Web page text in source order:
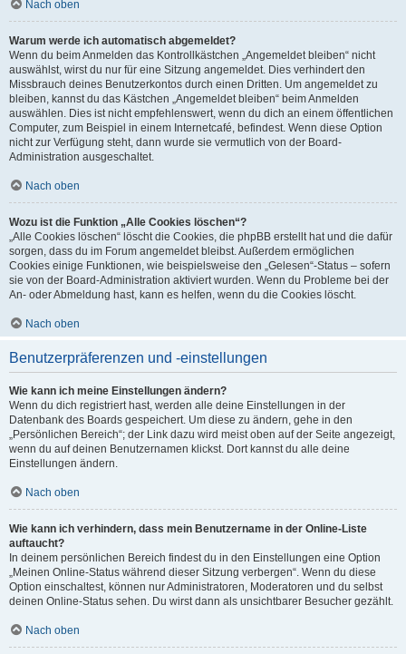
Nach oben
Warum werde ich automatisch abgemeldet?
Wenn du beim Anmelden das Kontrollkästchen „Angemeldet bleiben“ nicht
auswählst, wirst du nur für eine Sitzung angemeldet. Dies verhindert den
Missbrauch deines Benutzerkontos durch einen Dritten. Um angemeldet zu
bleiben, kannst du das Kästchen „Angemeldet bleiben“ beim Anmelden
auswählen. Dies ist nicht empfehlenswert, wenn du dich an einem öffentlichen
Computer, zum Beispiel in einem Internetcafé, befindest. Wenn diese Option
nicht zur Verfügung steht, dann wurde sie vermutlich von der Board-
Administration ausgeschaltet.
Nach oben
Wozu ist die Funktion „Alle Cookies löschen“?
„Alle Cookies löschen“ löscht die Cookies, die phpBB erstellt hat und die dafür
sorgen, dass du im Forum angemeldet bleibst. Außerdem ermöglichen
Cookies einige Funktionen, wie beispielsweise den „Gelesen“-Status – sofern
sie von der Board-Administration aktiviert wurden. Wenn du Probleme bei der
An- oder Abmeldung hast, kann es helfen, wenn du die Cookies löscht.
Nach oben
Benutzerpräferenzen und -einstellungen
Wie kann ich meine Einstellungen ändern?
Wenn du dich registriert hast, werden alle deine Einstellungen in der
Datenbank des Boards gespeichert. Um diese zu ändern, gehe in den
„Persönlichen Bereich“; der Link dazu wird meist oben auf der Seite angezeigt,
wenn du auf deinen Benutzernamen klickst. Dort kannst du alle deine
Einstellungen ändern.
Nach oben
Wie kann ich verhindern, dass mein Benutzername in der Online-Liste
auftaucht?
In deinem persönlichen Bereich findest du in den Einstellungen eine Option
„Meinen Online-Status während dieser Sitzung verbergen“. Wenn du diese
Option einschaltest, können nur Administratoren, Moderatoren und du selbst
deinen Online-Status sehen. Du wirst dann als unsichtbarer Besucher gezählt.
Nach oben